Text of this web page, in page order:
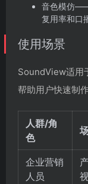
音色模仿
复用率和口
使用场景
SoundView适用
帮助用户快速制
人群/角
色
企业营销
人员